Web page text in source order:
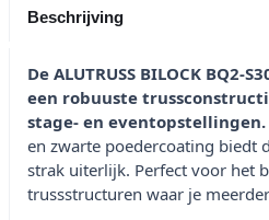
Beschrijving
De ALUTRUSS BILOCK BQ2-
een robuuste
stage- en eventopstellingen.
en zwarte poedercoating biedt
strak uiterlijk. Perfect voor het
trussstructuren waar je